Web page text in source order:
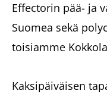
Effectorin pää- ja
Suomea sekä
toisiamme
Kaksipäiväisen